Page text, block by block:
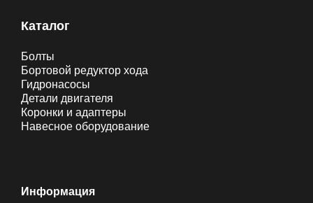
Каталог
Болты
Бортовой редуктор хода
Гидронасосы
Детали двигателя
Коронки и адаптеры
Навесное оборудование
Информация